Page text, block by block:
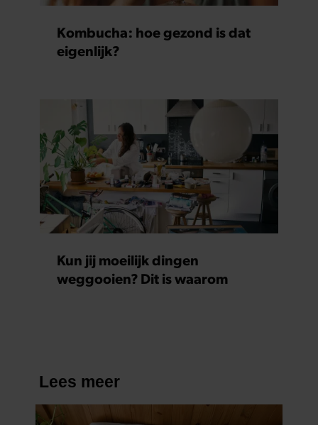
verzameld op basis van uw gebruik van hun services. U
gaat akkoord met onze cookies als u onze website blijft
Kombucha: hoe gezond is dat
eigenlijk?
Kun jij moeilijk dingen
weggooien? Dit is waarom